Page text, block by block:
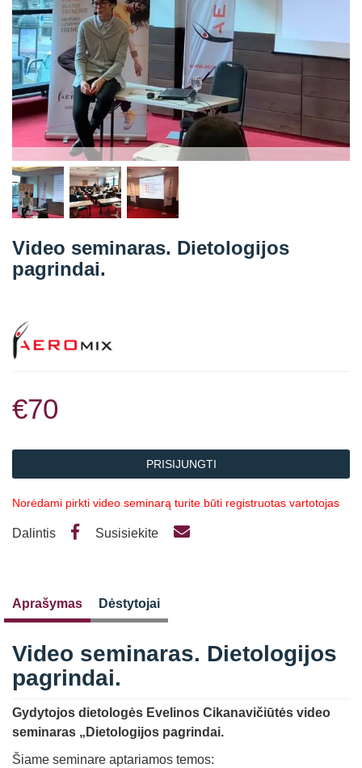
Straipsniai
Sėkmės istorijos
Atsiliepimai
Kontaktai
Video seminaras. Dietologijos
pagrindai.
€70
PRISIJUNGTI
Norėdami pirkti video seminarą turite būti registruotas vartotojas
Dalintis Susisiekite
Aprašymas Dėstytojai
Video seminaras. Dietologijos
pagrindai.
Gydytojos dietologės Evelinos Cikanavičiūtės video
seminaras „Dietologijos pagrindai.
Šiame seminare aptariamos temos: